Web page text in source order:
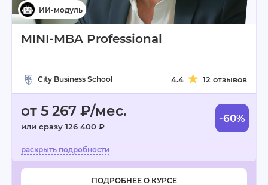
MINI-MBA Professional
City Business School 4.4 12 отзывов
от 5 267 ₽/мес.
или сразу 126 400 ₽
-60%
ПОДРОБНЕЕ О КУРСЕ